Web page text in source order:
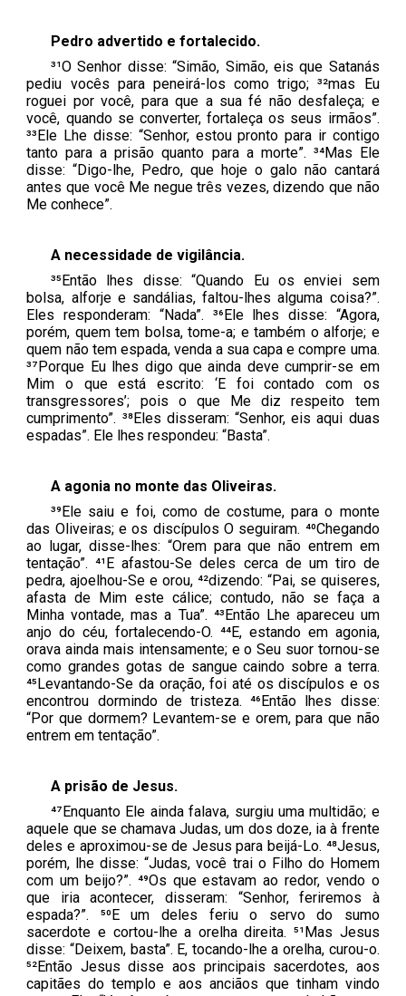
Pedro advertido e fortalecido.
³¹O Senhor disse: “Simão, Simão, eis que Satanás
pediu vocês para peneirá-los como trigo; ³²mas Eu
roguei por você, para que a sua fé não desfaleça; e
você, quando se converter, fortaleça os seus irmãos”.
³³Ele Lhe disse: “Senhor, estou pronto para ir contigo
tanto para a prisão quanto para a morte”. ³⁴Mas Ele
disse: “Digo-lhe, Pedro, que hoje o galo não cantará
antes que você Me negue três vezes, dizendo que não
Me conhece”.
A necessidade de vigilância.
³⁵Então lhes disse: “Quando Eu os enviei sem
bolsa, alforje e sandálias, faltou-lhes alguma coisa?”.
Eles responderam: “Nada”. ³⁶Ele lhes disse: “Agora,
porém, quem tem bolsa, tome-a; e também o alforje; e
quem não tem espada, venda a sua capa e compre uma.
³⁷Porque Eu lhes digo que ainda deve cumprir-se em
Mim o que está escrito: ‘E foi contado com os
transgressores’; pois o que Me diz respeito tem
cumprimento”. ³⁸Eles disseram: “Senhor, eis aqui duas
espadas”. Ele lhes respondeu: “Basta”.
A agonia no monte das Oliveiras.
³⁹Ele saiu e foi, como de costume, para o monte
das Oliveiras; e os discípulos O seguiram. ⁴⁰Chegando
ao lugar, disse-lhes: “Orem para que não entrem em
tentação”. ⁴¹E afastou-Se deles cerca de um tiro de
pedra, ajoelhou-Se e orou, ⁴²dizendo: “Pai, se quiseres,
afasta de Mim este cálice; contudo, não se faça a
Minha vontade, mas a Tua”. ⁴³Então Lhe apareceu um
anjo do céu, fortalecendo-O. ⁴⁴E, estando em agonia,
orava ainda mais intensamente; e o Seu suor tornou-se
como grandes gotas de sangue caindo sobre a terra.
⁴⁵Levantando-Se da oração, foi até os discípulos e os
encontrou dormindo de tristeza. ⁴⁶Então lhes disse:
“Por que dormem? Levantem-se e orem, para que não
entrem em tentação”.
A prisão de Jesus.
⁴⁷Enquanto Ele ainda falava, surgiu uma multidão; e
aquele que se chamava Judas, um dos doze, ia à frente
deles e aproximou-se de Jesus para beijá-Lo. ⁴⁸Jesus,
porém, lhe disse: “Judas, você trai o Filho do Homem
com um beijo?”. ⁴⁹Os que estavam ao redor, vendo o
que iria acontecer, disseram: “Senhor, feriremos à
espada?”. ⁵⁰E um deles feriu o servo do sumo
sacerdote e cortou-lhe a orelha direita. ⁵¹Mas Jesus
disse: “Deixem, basta”. E, tocando-lhe a orelha, curou-o.
⁵²Então Jesus disse aos principais sacerdotes, aos
capitães do templo e aos anciãos que tinham vindo